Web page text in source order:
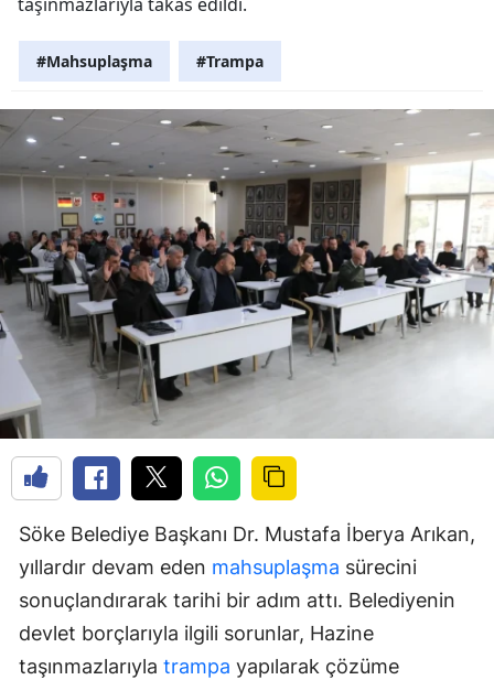
#Mahsuplaşma #Trampa
Söke Belediye Başkanı Dr. Mustafa İberya Arıkan,
yıllardır devam eden mahsuplaşma sürecini
sonuçlandırarak tarihi bir adım attı. Belediyenin
devlet borçlarıyla ilgili sorunlar, Hazine
taşınmazlarıyla trampa yapılarak çözüme